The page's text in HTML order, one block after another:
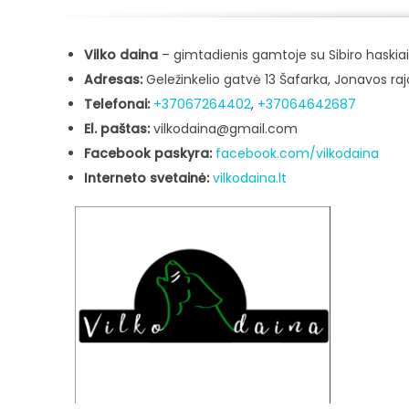
Vilko daina – gimtadienis gamtoje su Sibiro
Adresas:Geležinkelio gatvė 13 Šafarka, Jonavos
Telefonai: +37067264402, +37064642687
El. paštas:vilkodaina@gmail.com
Facebook paskyra: facebook.com/vilkodaina
Interneto svetainė: vilkodaina.lt